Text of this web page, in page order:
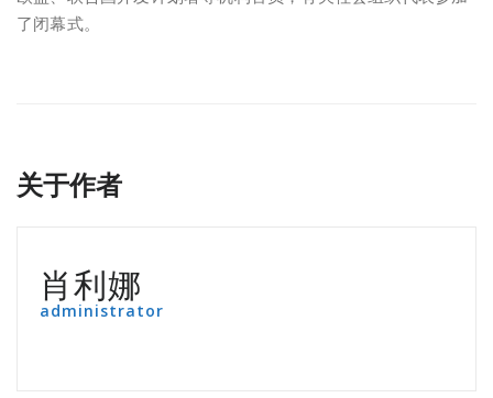
了闭幕式。
关于作者
肖利娜
administrator